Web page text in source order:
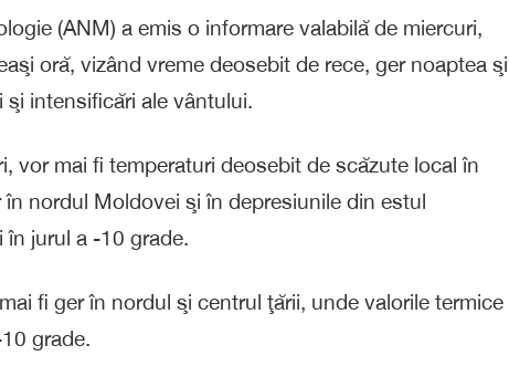
(ANM) a emis o informare valabilă de miercuri,
oră, vizând vreme deosebit de rece, ger noaptea şi
intensificări ale vântului.
vor mai fi temperaturi deosebit de scăzute local în
nordul Moldovei şi în depresiunile din estul
în jurul a -10 grade.
fi ger în nordul şi centrul ţării, unde valorile termice
grade.